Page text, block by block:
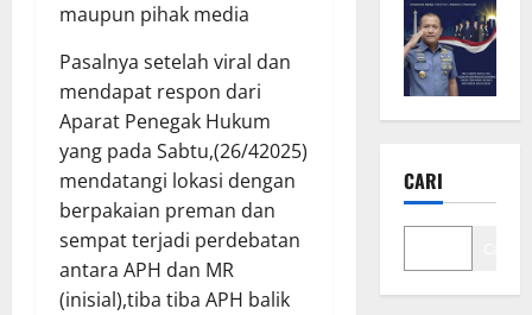
maupun pihak media
Pasalnya setelah viral dan
mendapat respon dari
Aparat Penegak Hukum
yang pada Sabtu,(26/42025)
mendatangi lokasi dengan
berpakaian preman dan
sempat terjadi perdebatan
antara APH dan MR
(inisial),tiba tiba APH balik
CARI